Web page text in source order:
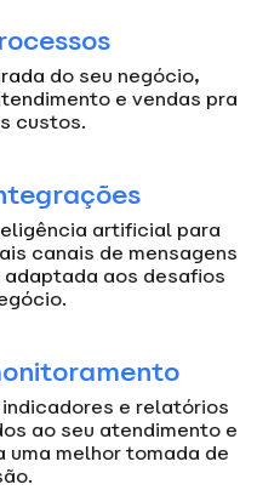
do seu negócio,
e vendas pra
custos.
artificial para
canais de mensagens
aos desafios
e relatórios
ao seu atendimento e
melhor tomada de